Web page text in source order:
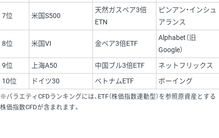
7位 米国S500
天然ガスベア3倍
ETN
ピンアン・インシュ
アランス
8位 米国VI 金ベア3倍ETF
Alphabet（旧
Google）
9位
上海A50 中国ブル3倍ETF
ネットフリックス
10位
ドイツ30 ベトナムETF ボーイング
※バラエティCFDランキングには、ETF（株価指数連動型）を参照原資産とする
株価指数CFDが含まれます。